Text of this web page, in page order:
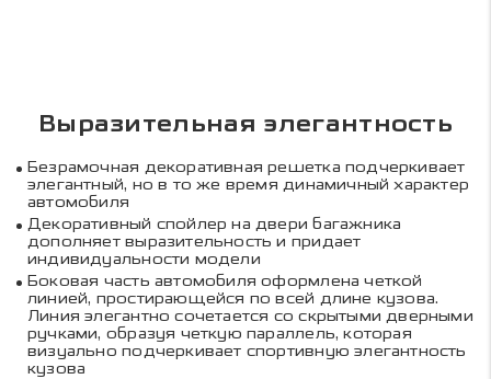
Выразительная элегантность
Безрамочная декоративная решетка подчеркивает
элегантный, но в то же время динамичный характер
автомобиля
Декоративный спойлер на двери багажника
дополняет выразительность и придает
индивидуальности модели
Боковая часть автомобиля оформлена четкой
линией, простирающейся по всей длине кузова.
Линия элегантно сочетается со скрытыми дверными
ручками, образуя четкую параллель, которая
визуально подчеркивает спортивную элегантность
кузова